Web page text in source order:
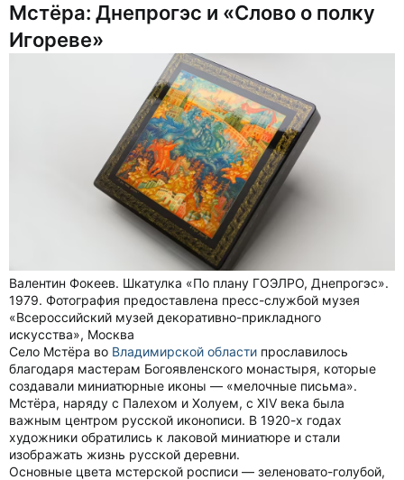
Мстёра: Днепрогэс и «Слово о полку
Игореве»
Валентин Фокеев. Шкатулка «По плану ГОЭЛРО, Днепрогэс».
1979. Фотография предоставлена пресс-службой музея
«Всероссийский музей декоративно-прикладного
искусства», Москва
Село Мстёра во Владимирской области прославилось
благодаря мастерам Богоявленского монастыря, которые
создавали миниатюрные иконы — «мелочные письма».
Мстёра, наряду с Палехом и Холуем, с XIV века была
важным центром русской иконописи. В 1920-х годах
художники обратились к лаковой миниатюре и стали
изображать жизнь русской деревни.
Основные цвета мстерской росписи — зеленовато-голубой,